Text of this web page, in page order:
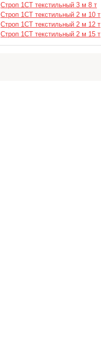
Строп 1СТ текстильный 3 м 8 т
Строп 1СТ текстильный 2 м 10 т
Строп 1СТ текстильный 2 м 12 т
Строп 1СТ текстильный 2 м 15 т